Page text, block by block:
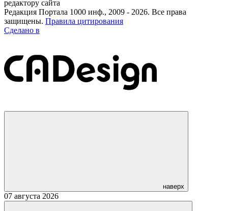
редактору сайта
Редакция Портала 1000 инф., 2009 - 2026. Все права
защищены. Правила цитирования
Сделано в
наверх
07 августа 2026